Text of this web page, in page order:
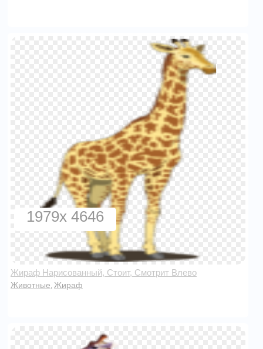
1979x 4646
Жираф Нарисованный, Стоит, Смотрит Влево
Животные Жираф